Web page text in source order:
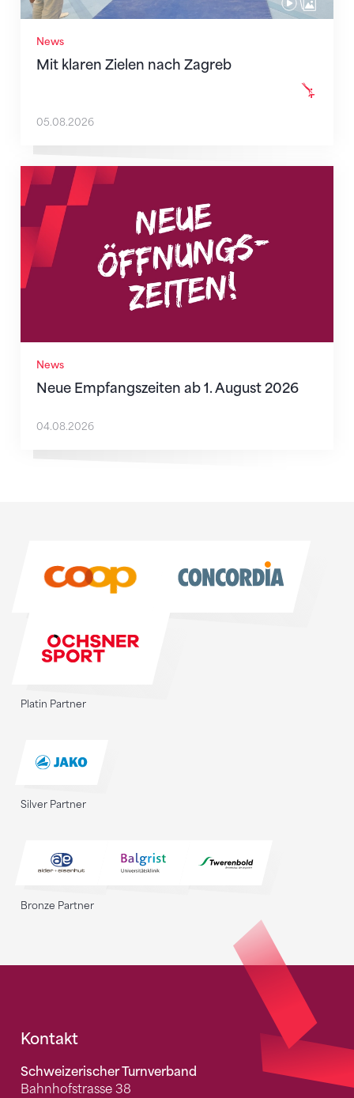
News
Mit klaren Zielen nach Zagreb
05.08.2026
News
Neue Empfangszeiten ab 1. August 2026
Neue Empfangszeiten ab 1. August 2026
04.08.2026
Platin Partner
Silver Partner
Bronze Partner
Fusszeile
Kontakt
Schweizerischer Turnverband
Bahnhofstrasse 38